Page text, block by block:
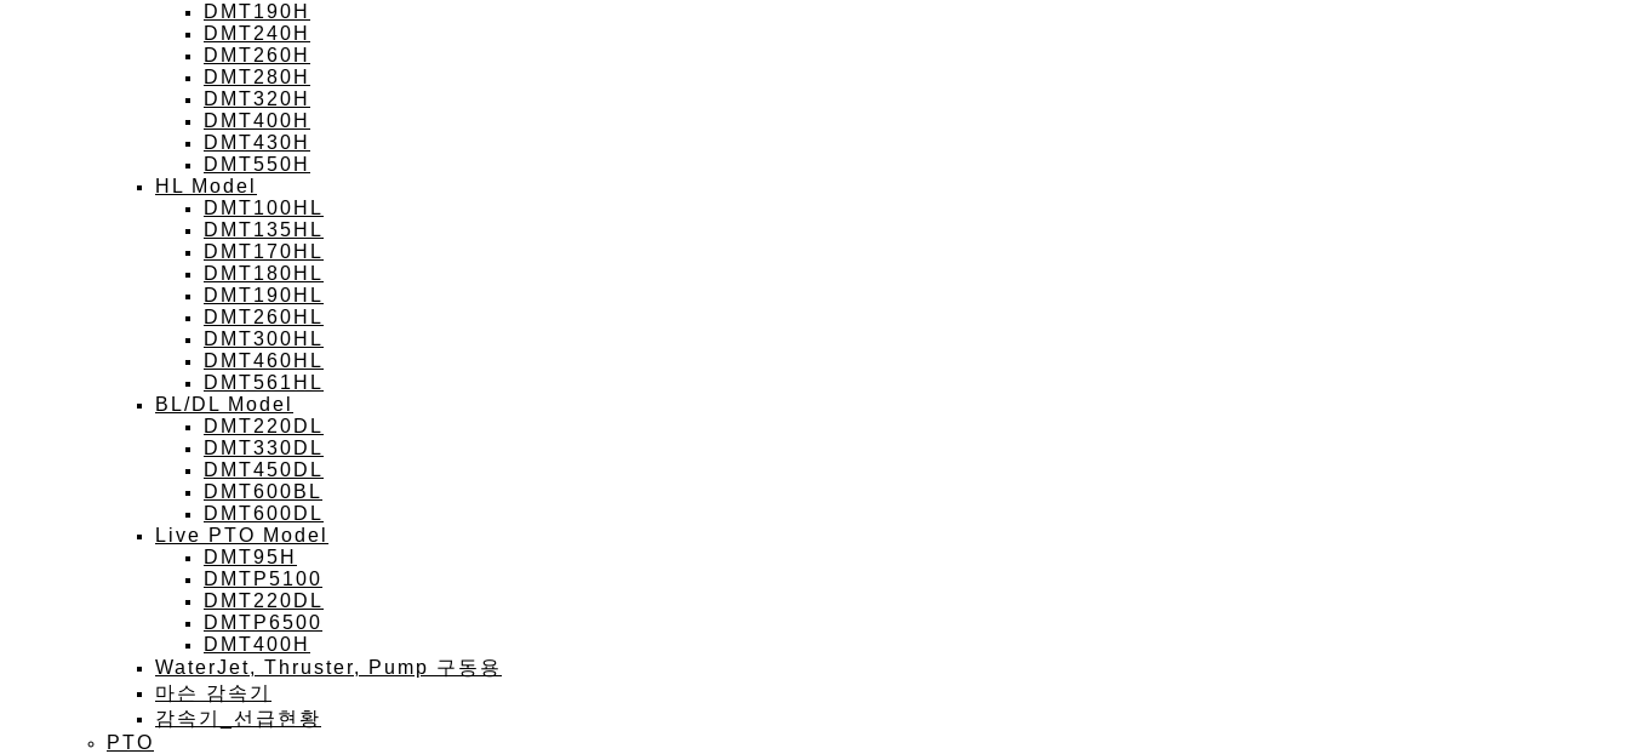
DMT190H
DMT240H
DMT260H
DMT280H
DMT320H
DMT400H
DMT430H
DMT550H
HL Model
DMT100HL
DMT135HL
DMT170HL
DMT180HL
DMT190HL
DMT260HL
DMT300HL
DMT460HL
DMT561HL
BL/DL Model
DMT220DL
DMT330DL
DMT450DL
DMT600BL
DMT600DL
Live PTO Model
DMT95H
DMTP5100
DMT220DL
DMTP6500
DMT400H
WaterJet, Thruster, Pump 구동용
마슨 감속기
감속기_선급현황
PTO